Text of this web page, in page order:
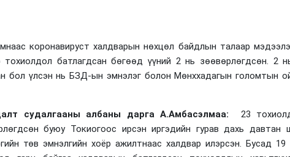
коронавируст халдварын нөхцөл байдлын талаар
батлагдсан бөгөөд үүний 2 нь зөөвөрлөгдсөн. 2
бол үлсэн нь БЗД-ын эмнэлэг болон Мөнххадагын голомтын
судалгааны албаны дарга А.Амбасэлмаа: 23
буюу Токиогоос ирсэн иргэдийн гурав дахь давтан
төв эмнэлгийн хоёр ажилтнаас халдвар илэрсэн. Бусад 19